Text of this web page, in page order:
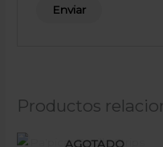
Productos
AGOTADO